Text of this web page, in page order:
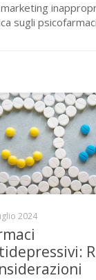
sugli
2024